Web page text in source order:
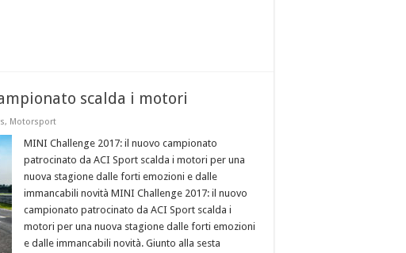
scalda i motori
, Motorsport
MINI Challenge 2017: il nuovo campionato
patrocinato da ACI Sport scalda i motori per una
nuova stagione dalle forti emozioni e dalle
immancabili novità MINI Challenge 2017: il nuovo
campionato patrocinato da ACI Sport scalda i
motori per una nuova stagione dalle forti emozioni
e dalle immancabili novità. Giunto alla sesta